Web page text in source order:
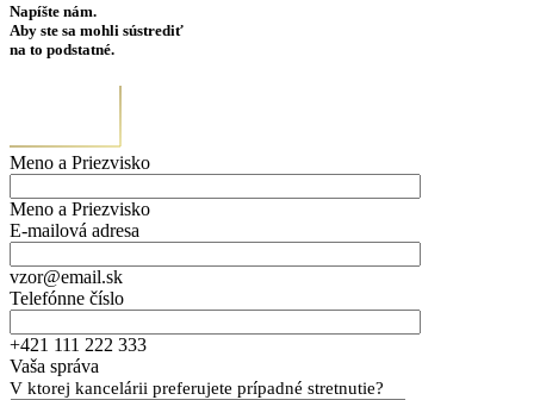
Napíšte nám.
Aby ste sa mohli sústrediť
na to podstatné.
Meno a Priezvisko
Meno a Priezvisko
E-mailová adresa
vzor@email.sk
Telefónne číslo
+421 111 222 333
Vaša správa
V ktorej kancelárii preferujete prípadné stretnutie?